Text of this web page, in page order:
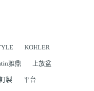
KOHLER
雅鼎 上放盆
製 平台